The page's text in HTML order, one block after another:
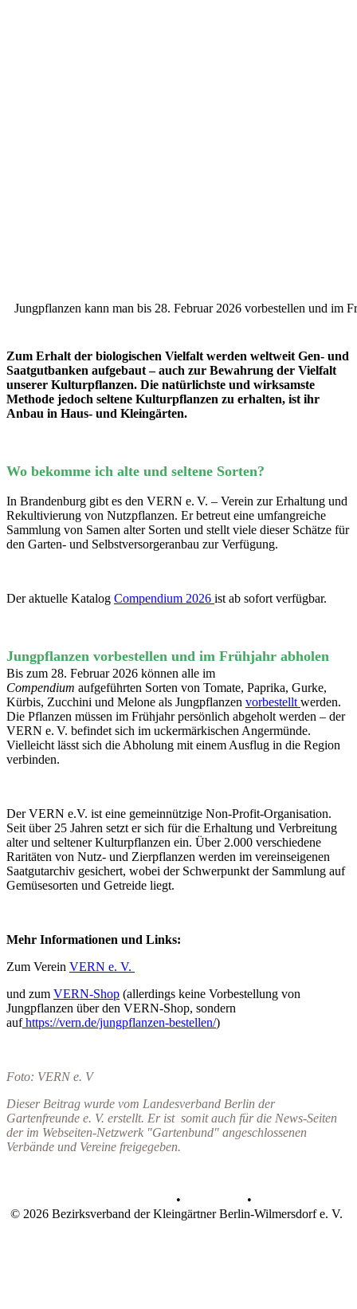
Jungpflanzen kann man bis 28. Februar 2026 vorbestellen und im
Zum Erhalt der biologischen Vielfalt werden weltweit Gen- und
Saatgutbanken aufgebaut – auch zur Bewahrung der Vielfalt
unserer Kulturpflanzen. Die natürlichste und wirksamste
Methode jedoch seltene Kulturpflanzen zu erhalten, ist ihr
Anbau in Haus- und Kleingärten.
Wo bekomme ich alte und seltene Sorten?
In Brandenburg gibt es den VERN e. V. – Verein zur Erhaltung und
Rekultivierung von Nutzpflanzen. Er betreut eine umfangreiche
Sammlung von Samen alter Sorten und stellt viele dieser Schätze für
den Garten- und Selbstversorgeranbau zur Verfügung.
Der aktuelle Katalog Compendium 2026 ist ab sofort verfügbar.
Jungpflanzen vorbestellen und im Frühjahr abholen
Bis zum 28. Februar 2026 können alle im
Compendium aufgeführten Sorten von Tomate, Paprika, Gurke,
Kürbis, Zucchini und Melone als Jungpflanzen vorbestellt werden.
Die Pflanzen müssen im Frühjahr persönlich abgeholt werden – der
VERN e. V. befindet sich im uckermärkischen Angermünde.
Vielleicht lässt sich die Abholung mit einem Ausflug in die Region
verbinden.
Der VERN e.V. ist eine gemeinnützige Non-Profit-Organisation.
Seit über 25 Jahren setzt er sich für die Erhaltung und Verbreitung
alter und seltener Kulturpflanzen ein. Über 2.000 verschiedene
Raritäten von Nutz- und Zierpflanzen werden im vereinseigenen
Saatgutarchiv gesichert, wobei der Schwerpunkt der Sammlung auf
Gemüsesorten und Getreide liegt.
Mehr Informationen und Links:
Zum Verein VERN e. V.
und zum VERN-Shop (allerdings keine Vorbestellung von
Jungpflanzen über den VERN-Shop, sondern
aufhttps://vern.de/jungpflanzen-bestellen/)
Foto: VERN e. V
Dieser Beitrag wurde vom Landesverband Berlin der
Gartenfreunde e. V. erstellt. Er ist somit auch für die News-Seiten
der im Webseiten-Netzwerk "Gartenbund" angeschlossenen
Verbände und Vereine freigegeben.
•
•
© 2026 Bezirksverband der Kleingärtner Berlin-Wilmersdorf e. V.